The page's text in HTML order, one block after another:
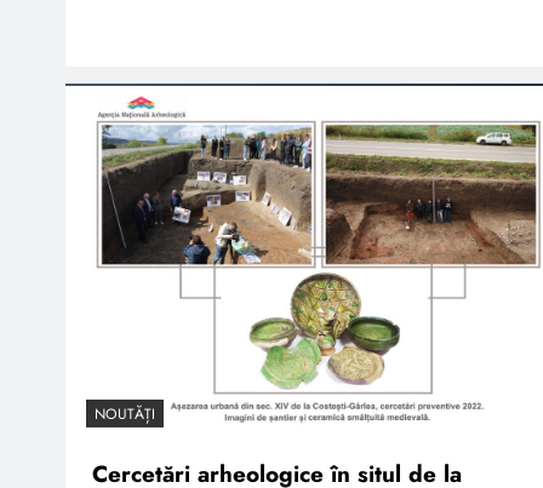
preventive din 2019
DESCOPERIRI
ARHEOLOGICE ÎN
AȘEZAREA DIN EPOCA
ROMANĂ COMRAT II
CERCETĂRI DE SALVARE
ÎN NECROPOLA
NOUTĂȚI
Cercetări arheologice în situl de la